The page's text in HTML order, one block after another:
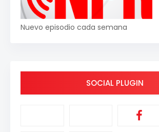
Nuevo episodio cada semana
SOCIAL PLUGIN